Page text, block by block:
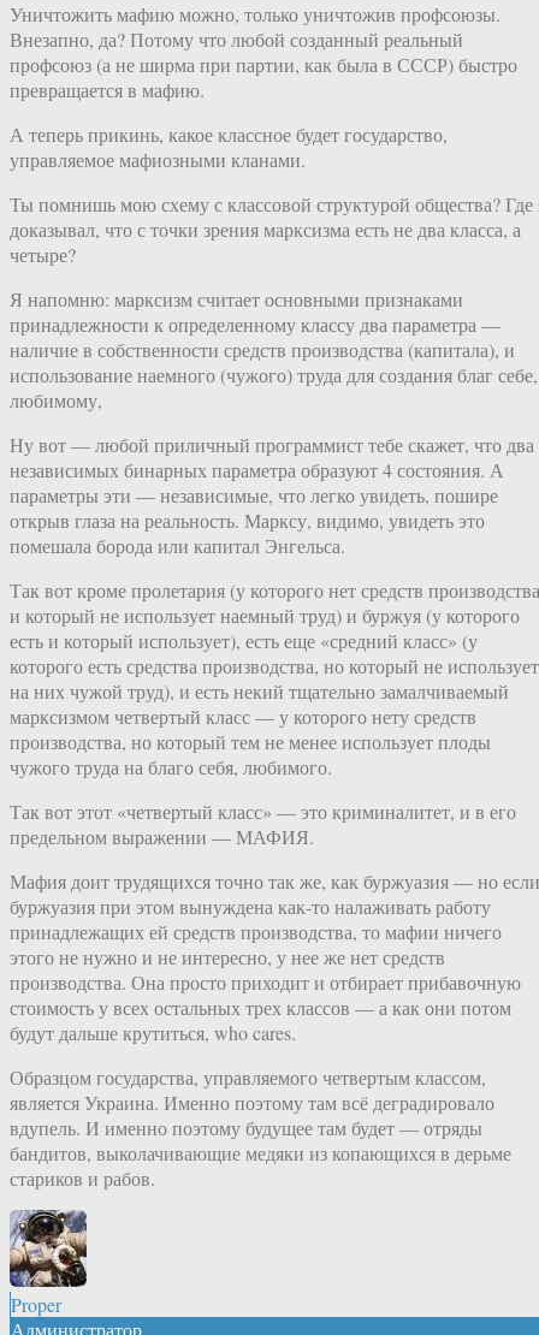
Уничтожить мафию можно, только уничтожив профсоюзы.
Внезапно, да? Потому что любой созданный реальный
профсоюз (а не ширма при партии, как была в СССР) быстро
превращается в мафию.
А теперь прикинь, какое классное будет государство,
управляемое мафиозными кланами.
Ты помнишь мою схему с классовой структурой общества? Где
доказывал, что с точки зрения марксизма есть не два класса, а
четыре?
Я напомню: марксизм считает основными признаками
принадлежности к определенному классу два параметра —
наличие в собственности средств производства (капитала), и
использование наемного (чужого) труда для создания благ себе,
любимому,
Ну вот — любой приличный программист тебе скажет, что два
независимых бинарных параметра образуют 4 состояния. А
параметры эти — независимые, что легко увидеть, пошире
открыв глаза на реальность. Марксу, видимо, увидеть это
помешала борода или капитал Энгельса.
Так вот кроме пролетария (у которого нет средств производства
и который не использует наемный труд) и буржуя (у которого
есть и который использует), есть еще «средний класс» (у
которого есть средства производства, но который не использует
на них чужой труд), и есть некий тщательно замалчиваемый
марксизмом четвертый класс — у которого нету средств
производства, но который тем не менее использует плоды
чужого труда на благо себя, любимого.
Так вот этот «четвертый класс» — это криминалитет, и в его
предельном выражении — МАФИЯ.
Мафия доит трудящихся точно так же, как буржуазия — но если
буржуазия при этом вынуждена как-то налаживать работу
принадлежащих ей средств производства, то мафии ничего
этого не нужно и не интересно, у нее же нет средств
производства. Она просто приходит и отбирает прибавочную
стоимость у всех остальных трех классов — а как они потом
будут дальше крутиться, who cares.
Образцом государства, управляемого четвертым классом,
является Украина. Именно поэтому там всё деградировало
вдупель. И именно поэтому будущее там будет — отряды
бандитов, выколачивающие медяки из копающихся в дерьме
стариков и рабов.
Proper